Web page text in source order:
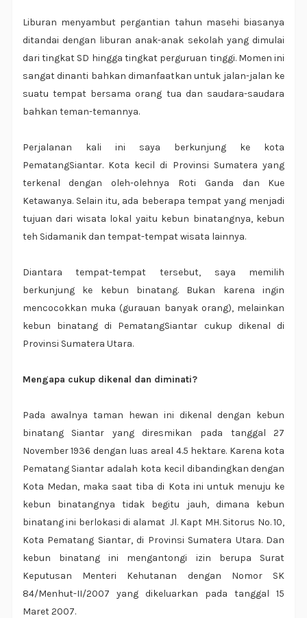
Liburan menyambut pergantian tahun masehi biasanya
ditandai dengan liburan anak-anak sekolah yang dimulai
dari tingkat SD hingga tingkat perguruan tinggi. Momen ini
sangat dinanti bahkan dimanfaatkan untuk jalan-jalan ke
suatu tempat bersama orang tua dan saudara-saudara
bahkan teman-temannya.
Perjalanan kali ini saya berkunjung ke kota
PematangSiantar. Kota kecil di Provinsi Sumatera yang
terkenal dengan oleh-olehnya Roti Ganda dan Kue
Ketawanya. Selain itu, ada beberapa tempat yang menjadi
tujuan dari wisata lokal yaitu kebun binatangnya, kebun
teh Sidamanik dan tempat-tempat wisata lainnya.
Diantara tempat-tempat tersebut, saya memilih
berkunjung ke kebun binatang. Bukan karena ingin
mencocokkan muka (gurauan banyak orang), melainkan
kebun binatang di PematangSiantar cukup dikenal di
Provinsi Sumatera Utara.
Mengapa cukup dikenal dan diminati?
Pada awalnya taman hewan ini dikenal dengan kebun
binatang Siantar yang diresmikan pada tanggal 27
November 1936 dengan luas areal 4.5 hektare. Karena kota
Pematang Siantar adalah kota kecil dibandingkan dengan
Kota Medan, maka saat tiba di Kota ini untuk menuju ke
kebun binatangnya tidak begitu jauh, dimana kebun
binatang ini berlokasi di alamat Jl. Kapt MH. Sitorus No. 10,
Kota Pematang Siantar, di Provinsi Sumatera Utara. Dan
kebun binatang ini mengantongi izin berupa Surat
Keputusan Menteri Kehutanan dengan Nomor SK
84/Menhut-II/2007 yang dikeluarkan pada tanggal 15
Maret 2007.